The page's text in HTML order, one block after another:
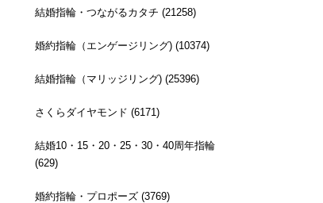
結婚指輪・つながるカタチ (21258)
婚約指輪（エンゲージリング) (10374)
結婚指輪（マリッジリング) (25396)
さくらダイヤモンド (6171)
結婚10・15・20・25・30・40周年指輪
(629)
婚約指輪・プロポーズ (3769)